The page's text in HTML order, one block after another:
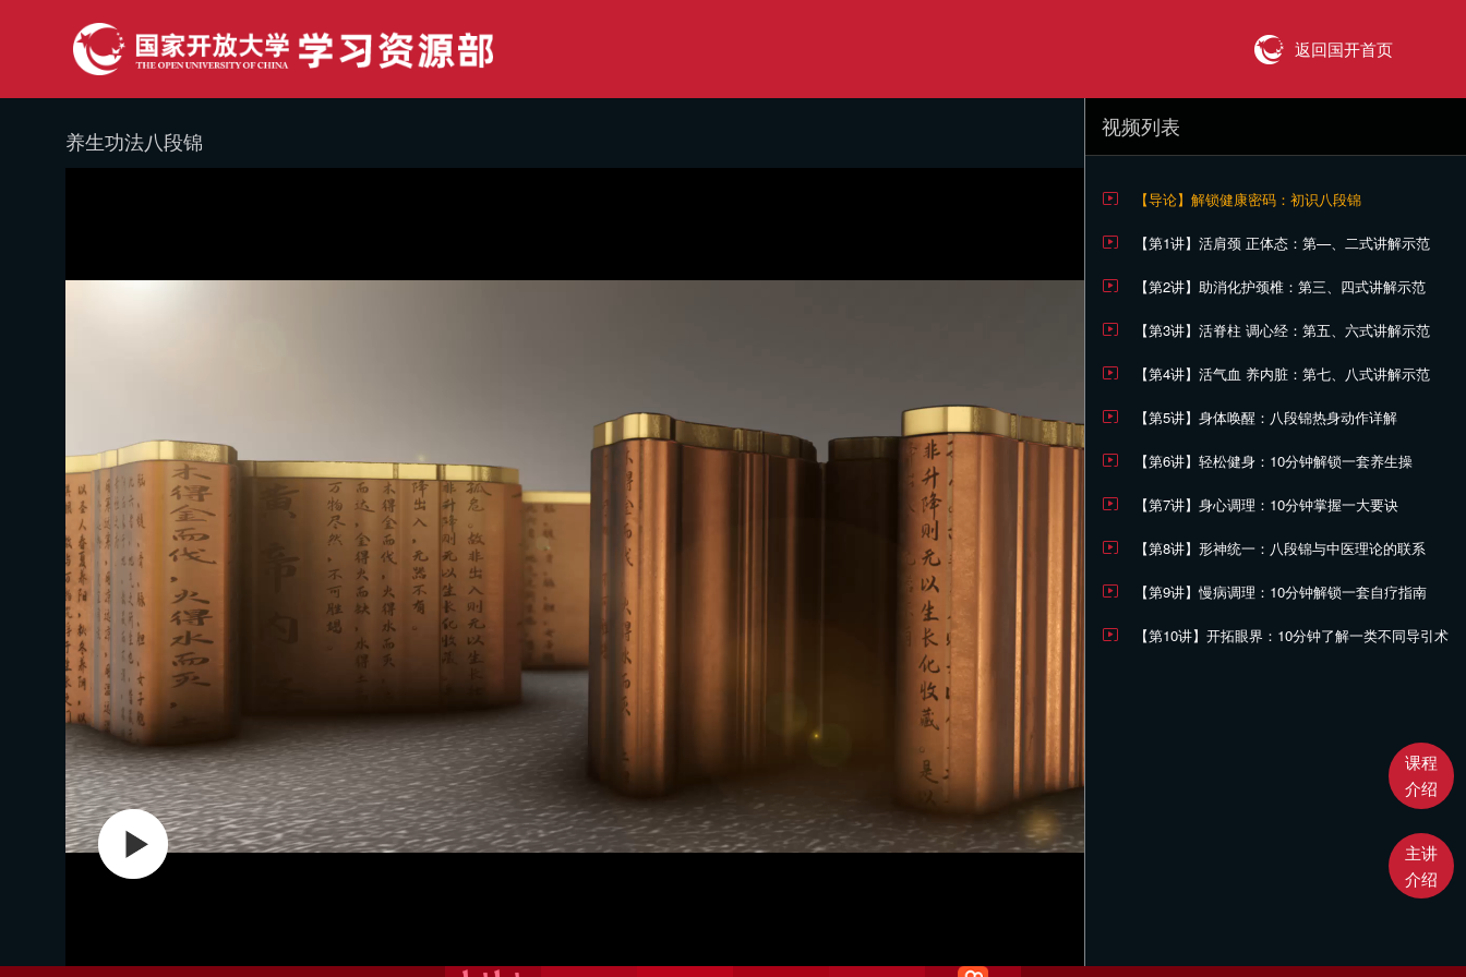
返回国开首页
课程
介绍
主讲
介绍
养生功法八段锦
视频列表
【导论】解锁健康密码：初识八段锦
【第1讲】活肩颈 正体态：第—、二式讲解示范
【第2讲】助消化护颈椎：第三、四式讲解示范
【第3讲】活脊柱 调心经：第五、六式讲解示范
【第4讲】活气血 养内脏：第七、八式讲解示范
【第5讲】身体唤醒：八段锦热身动作详解
【第6讲】轻松健身：10分钟解锁一套养生操
【第7讲】身心调理：10分钟掌握一大要诀
【第8讲】形神统一：八段锦与中医理论的联系
【第9讲】慢病调理：10分钟解锁一套自疗指南
【第10讲】开拓眼界：10分钟了解一类不同导引术